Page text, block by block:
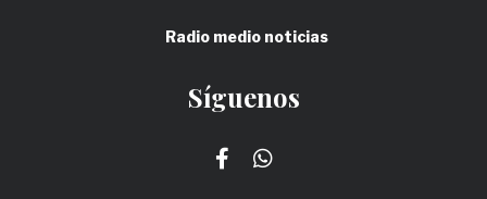
Radio medio noticias
Síguenos